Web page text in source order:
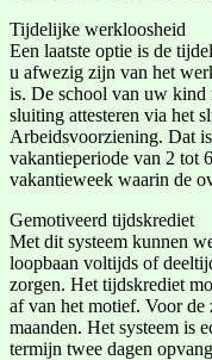
Tijdelijke werkloosheid
Een laatste optie is de
u afwezig zijn van het
is. De school van uw
sluiting attesteren via het
Arbeidsvoorziening. Dat
vakantieperiode van 2 tot
vakantieweek waarin de
Gemotiveerd tijdskrediet
Met dit systeem kunnen
loopbaan voltijds of
zorgen. Het tijdskrediet
af van het motief. Voor de
maanden. Het systeem is
termijn twee dagen